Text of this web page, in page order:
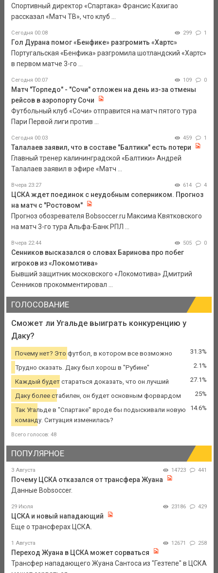
Спортивный директор «Спартака» Франсис Кахигао
рассказал «Матч ТВ», что клуб ...
Сегодня 00:08 299 1
Гол Дурана помог «Бенфике» разгромить «Хартс»
Португальская «Бенфика» разгромила шотландский «Хартс»
в первом матче 3-го ...
Сегодня 00:07 109 0
Матч "Торпедо" - "Сочи" отложен на день из-за отмены
рейсов в аэропорту Сочи
Футбольный клуб «Сочи» отправится на матч пятого тура
Пари Первой лиги против ...
Сегодня 00:03 459 1
Талалаев заявил, что в составе "Балтики" есть потери
Главный тренер калининградской «Балтики» Андрей
Талалаев заявил в эфире «Матч ...
Вчера 23:27 614 4
ЦСКА ждет поединок с неудобным соперником. Прогноз
на матч с "Ростовом"
Прогноз обозревателя Bobsoccer.ru Максима Квятковского
на матч 3-го тура Альфа-Банк РПЛ ...
Вчера 22:44 505 0
Сенников высказался о словах Баринова про побег
игроков из «Локомотива»
Бывший защитник московского «Локомотива» Дмитрий
Сенников прокомментировал ...
ГОЛОСОВАНИЕ
Сможет ли Угальде выиграть конкуренцию у
Даку?
Почему нет? Это футбол, в котором все возможно 31.3%
Трудно сказать. Даку был хорош в "Рубине" 2.1%
Каждый будет стараться доказать, что он лучший 27.1%
Даку более стабилен, он будет основным форвардом 25%
Так Угальде в "Спартаке" вроде бы подыскивали новую
команду. Ситуация изменилась?
14.6%
Всего голосов: 48
ПОПУЛЯРНОЕ
3 Августа 14723 441
Почему ЦСКА отказался от трансфера Жуана
Данные Bobsoccer.
29 Июля 23186 429
ЦСКА и новый нападающий
Еще о трансферах ЦСКА.
1 Августа 12671 258
Переход Жуана в ЦСКА может сорваться
Трансфер нападающего Жуана Сантоса из "Гезтепе" в ЦСКА